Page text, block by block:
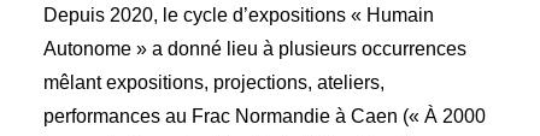
Depuis 2020, le cycle d’expositions « Humain
Autonome » a donné lieu à plusieurs occurrences
mêlant expositions, projections, ateliers,
performances au Frac Normandie à Caen (« À 2000